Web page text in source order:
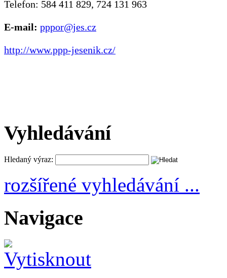
Telefon: 584 411 829, 724 131 963
E-mail: pppor@jes.cz
http://www.ppp-jesenik.cz/
Vyhledávání
Hledaný výraz:
rozšířené vyhledávání ...
Navigace